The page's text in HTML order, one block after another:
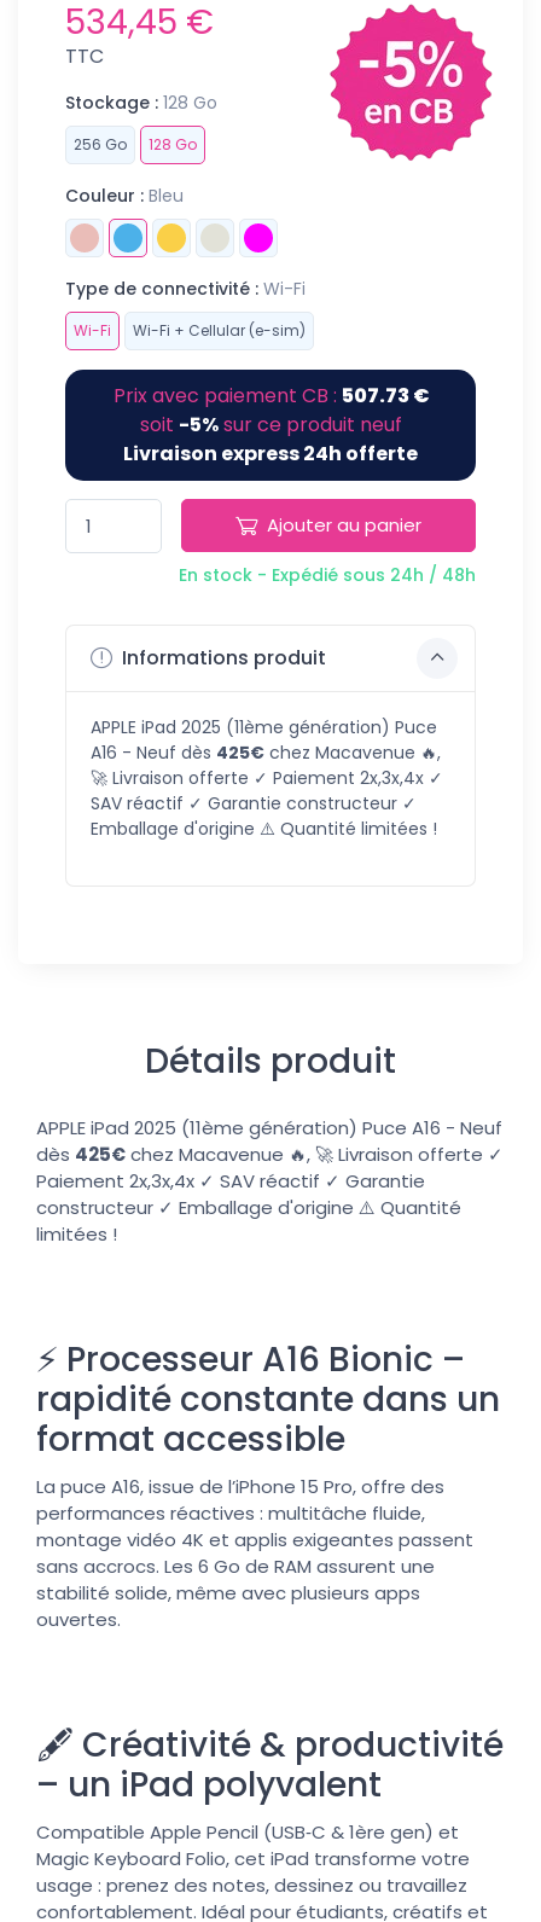
534,45 €
TTC
Stockage : 128 Go
256 Go 128 Go
Couleur : Bleu
Type de connectivité : Wi-Fi
Wi-Fi Wi-Fi + Cellular (e-sim)
Prix avec paiement CB : 507.73 €
soit -5%sur ce produit neuf
Livraison express 24h offerte
Ajouter au panier
En stock - Expédié sous 24h / 48h
Informations produit
APPLE iPad 2025 (11ème génération) Puce
A16 - Neuf dès 425€ chez Macavenue 🔥,
🚀 Livraison offerte ✓ Paiement 2x,3x,4x ✓
SAV réactif ✓ Garantie constructeur ✓
Emballage d'origine ⚠️ Quantité limitées !
Détails produit
APPLE iPad 2025 (11ème génération) Puce A16 - Neuf
dès 425€chez Macavenue 🔥, 🚀 Livraison offerte ✓
Paiement 2x,3x,4x ✓ SAV réactif ✓ Garantie
constructeur ✓ Emballage d'origine ⚠️ Quantité
limitées !
⚡ Processeur A16 Bionic –
rapidité constante dans un
format accessible
La puce A16, issue de l’iPhone 15 Pro, offre des
performances réactives : multitâche fluide,
montage vidéo 4K et applis exigeantes passent
sans accrocs. Les 6 Go de RAM assurent une
stabilité solide, même avec plusieurs apps
ouvertes.
🖋️ Créativité & productivité
– un iPad polyvalent
Compatible Apple Pencil (USB‑C & 1ère gen) et
Magic Keyboard Folio, cet iPad transforme votre
usage : prenez des notes, dessinez ou travaillez
confortablement. Idéal pour étudiants, créatifs et